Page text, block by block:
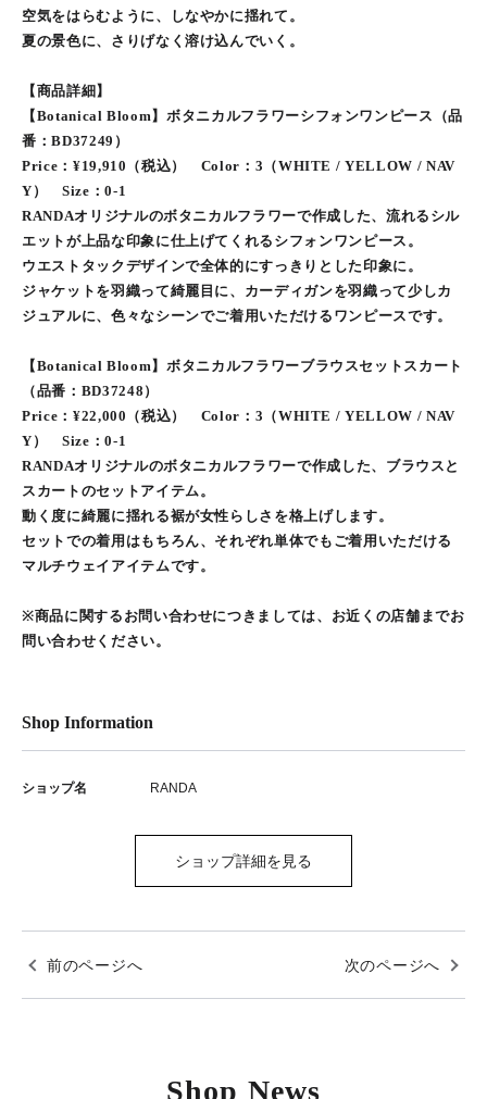
空気をはらむように、しなやかに揺れて。
夏の景色に、さりげなく溶け込んでいく。
【商品詳細】
【Botanical Bloom】ボタニカルフラワーシフォンワンピース（品
番：BD37249）
Price：¥19,910（税込） Color：3（WHITE / YELLOW / NAV
Y） Size：0-1
RANDAオリジナルのボタニカルフラワーで作成した、流れるシル
エットが上品な印象に仕上げてくれるシフォンワンピース。
ウエストタックデザインで全体的にすっきりとした印象に。
ジャケットを羽織って綺麗目に、カーディガンを羽織って少しカ
ジュアルに、色々なシーンでご着用いただけるワンピースです。
【Botanical Bloom】ボタニカルフラワーブラウスセットスカート
（品番：BD37248）
Price：¥22,000（税込） Color：3（WHITE / YELLOW / NAV
Y） Size：0-1
RANDAオリジナルのボタニカルフラワーで作成した、ブラウスと
スカートのセットアイテム。
動く度に綺麗に揺れる裾が女性らしさを格上げします。
セットでの着用はもちろん、それぞれ単体でもご着用いただける
マルチウェイアイテムです。
※商品に関するお問い合わせにつきましては、お近くの店舗までお
問い合わせください。
Shop Information
ショップ名 RANDA
ショップ詳細を見る
前のページへ 次のページへ
Shop News